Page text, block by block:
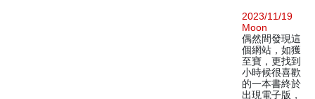
2023/11/19
Moon
偶然間發現這
個網站，如獲
至寶，更找到
小時候很喜歡
的一本書終於
出現電子版，